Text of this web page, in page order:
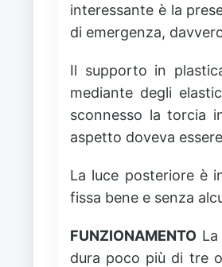
interessante è la
di emergenza,
Il supporto in
mediante degli
sconnesso la torcia
aspetto doveva
La luce posteriore è
fissa bene e senza
FUNZIONAMENTO
dura poco più di tre